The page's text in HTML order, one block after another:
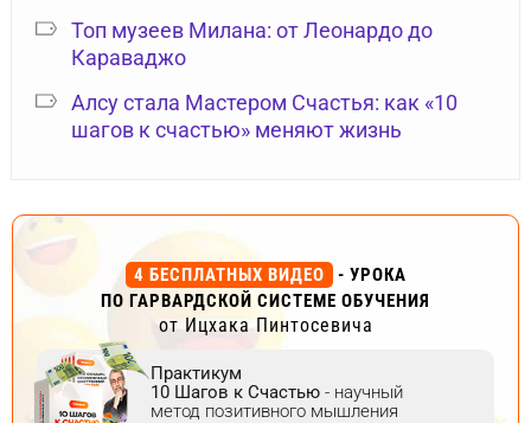
Топ музеев Милана: от Леонардо до
Караваджо
Алсу стала Мастером Счастья: как «10
шагов к счастью» меняют жизнь
4 БЕСПЛАТНЫХ ВИДЕО
- УРОКА
ПО ГАРВАРДСКОЙ СИСТЕМЕ ОБУЧЕНИЯ
от Ицхака Пинтосевича
Практикум
10 Шагов к Счастью - научный
метод позитивного мышления